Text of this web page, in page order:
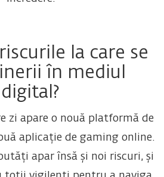
la care se
în mediul
digital?
zi apare o nouă platformă de
aplicație de gaming online.
apar însă și noi riscuri, și